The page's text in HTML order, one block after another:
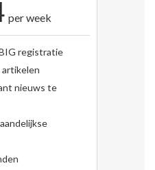
per week
registratie
nieuws te